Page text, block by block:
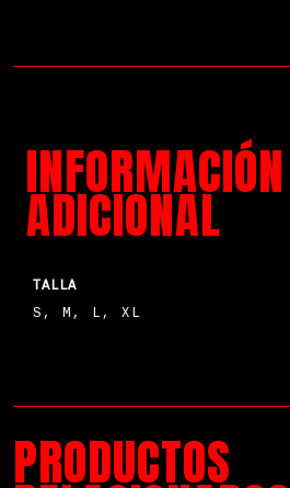
INFORMACIÓN
ADICIONAL
TALLA
S, M, L, XL
PRODUCTOS